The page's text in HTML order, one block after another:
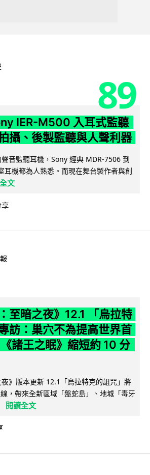
89
IER-M500 入耳式監聽
攝、後製監聽與人聲利器
音監聽耳機，Sony 經典 MDR-7506 到
耳機都為人熟悉。而現在舞台製作者與創
文
至暗之夜》12.1 「烏拉特
訪：巢穴不為提高世界首
諸王之眠》縮短約 10 分
夜》版本更新 12.1「烏拉特克的詛咒」將
，帶來全新區域「盤蛇島」、地城「毒牙
閱讀全文